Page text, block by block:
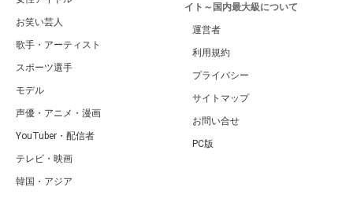
お笑い芸人
歌手・アーティスト
スポーツ選手
モデル
声優・アニメ・漫画
YouTuber・配信者
テレビ・映画
韓国・アジア
イト～国内最大級について
運営者
利用規約
プライバシー
サイトマップ
お問い合せ
PC版